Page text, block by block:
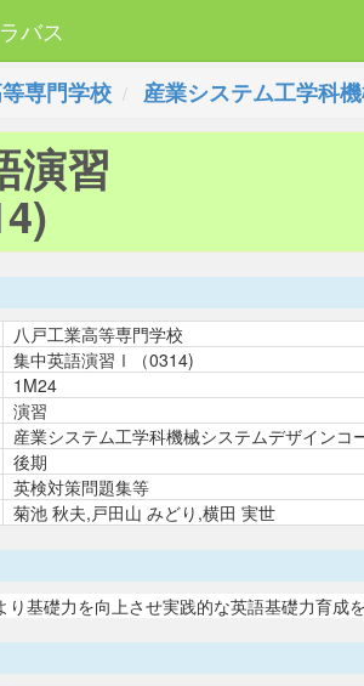
バス
専門学校 産業システム工学科
演習
八戸工業高等専門学校
集中英語演習Ⅰ（0314)
1M24
演習
産業システム工学科機械システムデザインコ
後期
英検対策問題集等
菊池 秋夫,戸田山 みどり,横田 実世
基礎力を向上させ実践的な英語基礎力育成